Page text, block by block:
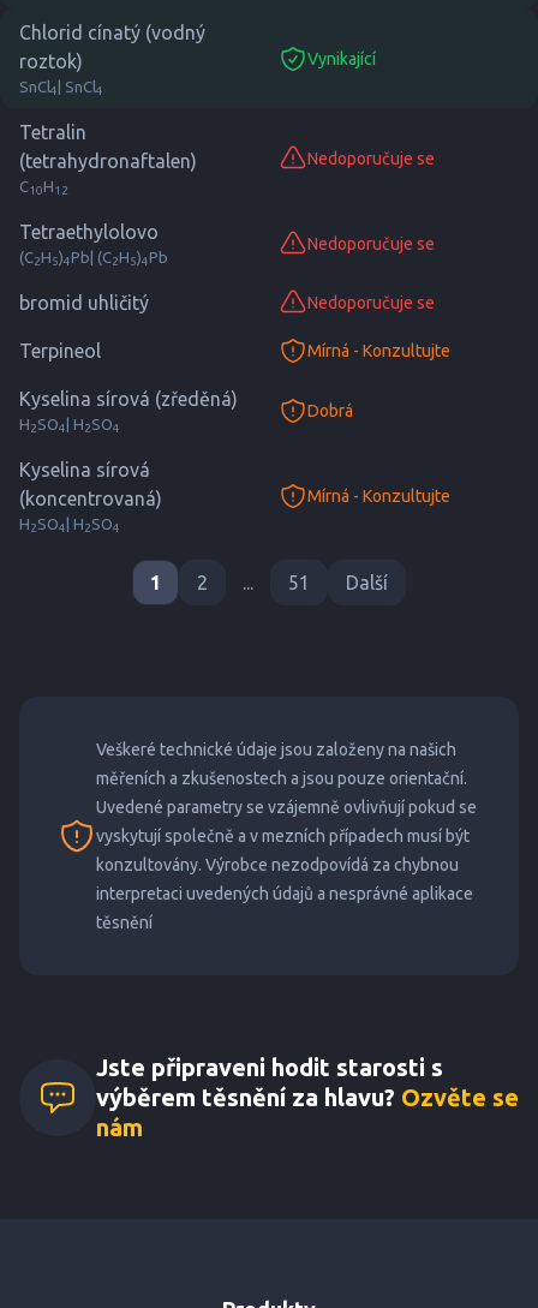
Chlorid cínatý (vodný
roztok)
SnCl 4 | SnCl 4
Vynikající
suitable
Tetralin
(tetrahydronaftalen)
C10H12
Nedoporučuje se
nope
Tetraethylolovo
(C2H5)4Pb | (C2H5)4Pb
Nedoporučuje se
nope
bromid uhličitý Nedoporučuje se
nope
Terpineol Mírná - Konzultujte
consult
Kyselina sírová (zředěná)
H2SO4 | H2SO4
Dobrá
good
Kyselina sírová
(koncentrovaná)
H2SO4 | H2SO4
Mírná - Konzultujte
consult
1 2 ... 51 Další
Veškeré technické údaje jsou založeny na našich
měřeních a zkušenostech a jsou pouze orientační.
Uvedené parametry se vzájemně ovlivňují pokud se
vyskytují společně a v mezních případech musí být
konzultovány. Výrobce nezodpovídá za chybnou
interpretaci uvedených údajů a nesprávné aplikace
těsnění
Jste připraveni hodit starosti s
výběrem těsnění za hlavu? Ozvěte se
nám